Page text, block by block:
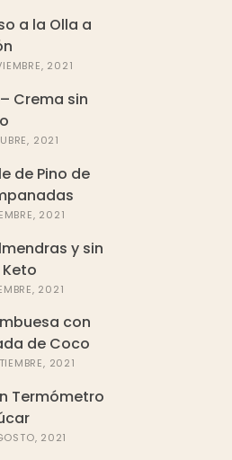
a la Olla a
2021
Crema sin
2021
de Pino de
2021
y sin
2021
con
de Coco
2021
Termómetro
2021